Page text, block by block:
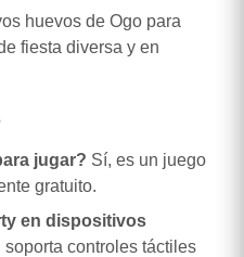
huevos de Ogo para
fiesta diversa y en
jugar? Sí, es un juego
gratuito.
en dispositivos
controles táctiles